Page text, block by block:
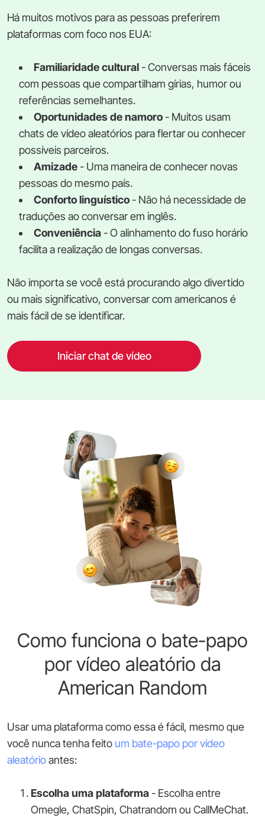
Há muitos motivos para as pessoas preferirem
plataformas com foco nos EUA:
Familiaridade cultural- Conversas mais fáceis
com pessoas que compartilham gírias, humor ou
referências semelhantes.
Oportunidades de namoro- Muitos usam
chats de vídeo aleatórios para flertar ou conhecer
possíveis parceiros.
Amizade- Uma maneira de conhecer novas
pessoas do mesmo país.
Conforto linguístico- Não há necessidade de
traduções ao conversar em inglês.
Conveniência- O alinhamento do fuso horário
facilita a realização de longas conversas.
Não importa se você está procurando algo divertido
ou mais significativo, conversar com americanos é
mais fácil de se identificar.
Iniciar chat de vídeo
Como funciona o bate-papo
por vídeo aleatório da
American Random
Usar uma plataforma como essa é fácil, mesmo que
você nunca tenha feito um bate-papo por vídeo
aleatórioantes:
Escolha uma plataforma- Escolha entre
Omegle, ChatSpin, Chatrandom ou CallMeChat.